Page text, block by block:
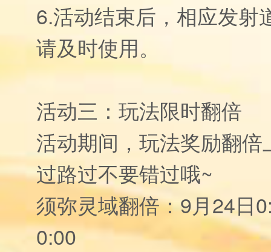
6.活动结束后，相应发射
请及时使用。
活动三：玩法限时翻倍
活动期间，玩法奖励翻
过路过不要错过哦~
须弥灵域翻倍：9月24日
0:00